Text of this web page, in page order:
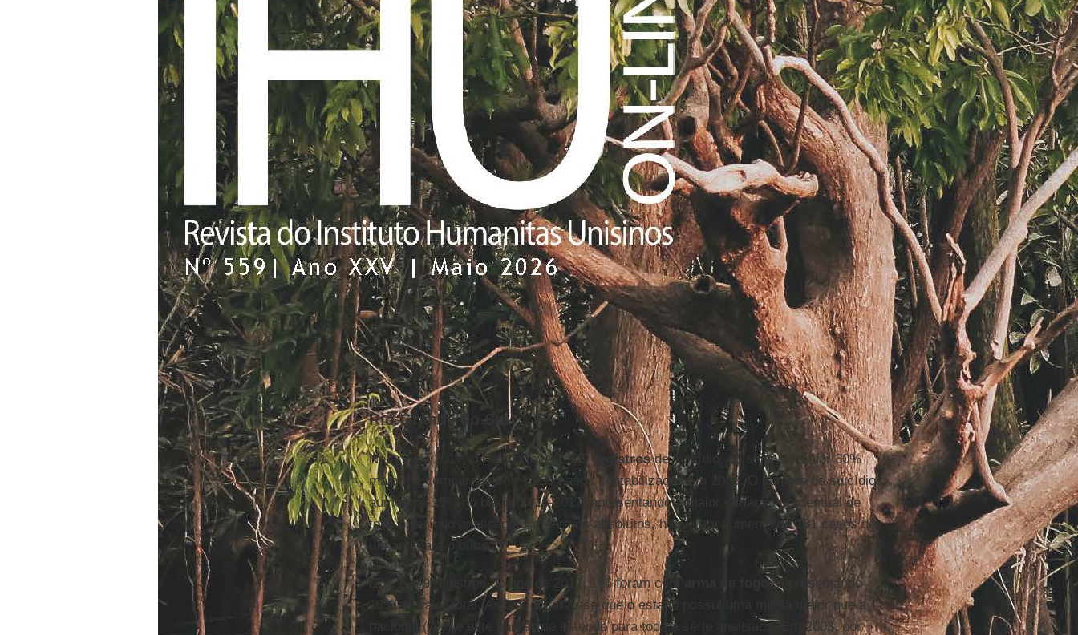
Rio Grande do Sul
No ano de 2017, o estado teve 1.349 registrosde suicídio, ou seja, um valor 30%
maior se comparado aos 1.035 casos contabilizados em 2003. O número de suicídios
aumentou 15% no biênio 2016-2017, apresentando a maior variação percentual de
todo o período analisado. Em termos absolutos, houve um aumento de 181 casos de
um ano para o outro.
Dos 1.349 registros do ano de 2017, 176 foram com arma de fogo, representando
13% do valor total. Assim, observa-se que o estado possui uma média maior que a
nacional (7%) e este padrão se estende para toda a série analisada. Em 2003, por